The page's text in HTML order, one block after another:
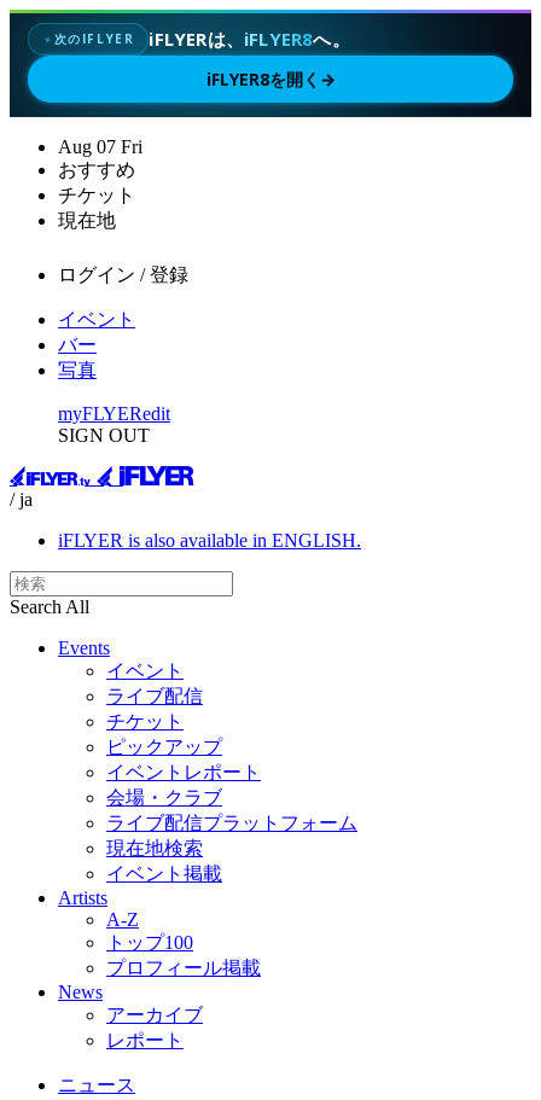
✦ 次のIFLYER iFLYERは、 iFLYER8へ。
iFLYER8を開く →
Aug 07 Fri
おすすめ
チケット
現在地
ログイン / 登録
イベント
バー
写真
myFLYERedit
SIGN OUT
/ ja
iFLYER is also available in ENGLISH.
Search All
Events
イベント
ライブ配信
チケット
ピックアップ
イベントレポート
会場・クラブ
ライブ配信プラットフォーム
現在地検索
イベント掲載
Artists
A-Z
トップ100
プロフィール掲載
News
アーカイブ
レポート
ニュース